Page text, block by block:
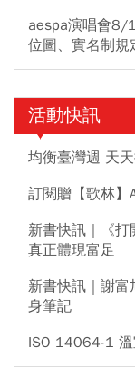
aespa演唱會8/
位圖、實名制規
活動快訊
均衡臺灣週 天
訂閱贈【歌林】
新書快訊｜《打
真正體現富足
新書快訊｜謝
身筆記
ISO 14064-1